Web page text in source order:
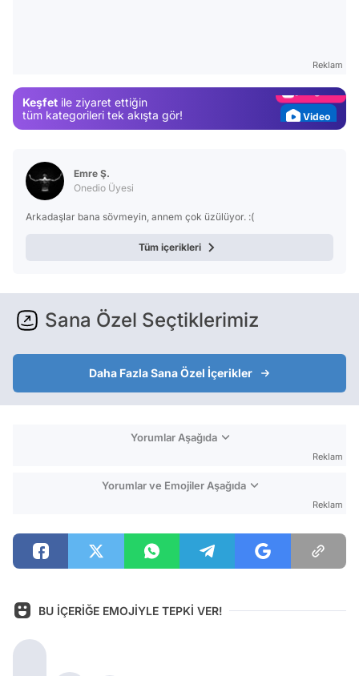
Reklam
Keşfet ile ziyaret ettiğin
tüm kategorileri tek akışta gör!
Video
Emre Ş.
Onedio Üyesi
Arkadaşlar bana sövmeyin, annem çok üzülüyor. :(
Tüm içerikleri
Sana Özel Seçtiklerimiz
Daha Fazla Sana Özel İçerikler
Yorumlar Aşağıda
Reklam
Yorumlar ve Emojiler Aşağıda
Reklam
BU İÇERİĞE EMOJİYLE TEPKİ VER!